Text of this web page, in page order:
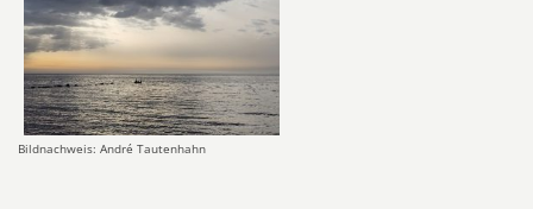
Bildnachweis: André Tautenhahn